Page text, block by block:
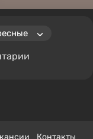
Контакты